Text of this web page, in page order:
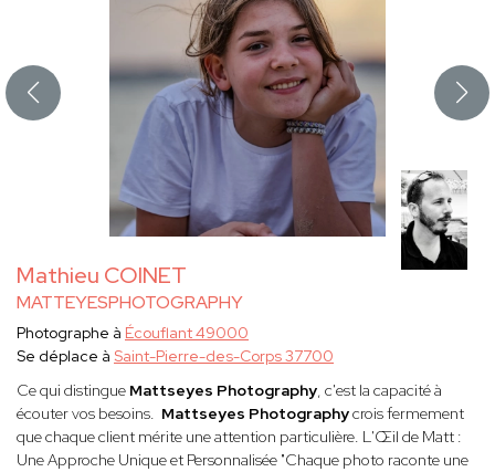
Mathieu COINET
MATTEYESPHOTOGRAPHY
Photographe à Écouflant 49000
Se déplace à Saint-Pierre-des-Corps 37700
Ce qui distingue Mattseyes Photography, c'est la capacité à
écouter vos besoins. Mattseyes Photographycrois fermement
que chaque client mérite une attention particulière. L'Œil de Matt :
Une Approche Unique et Personnalisée "Chaque photo raconte une